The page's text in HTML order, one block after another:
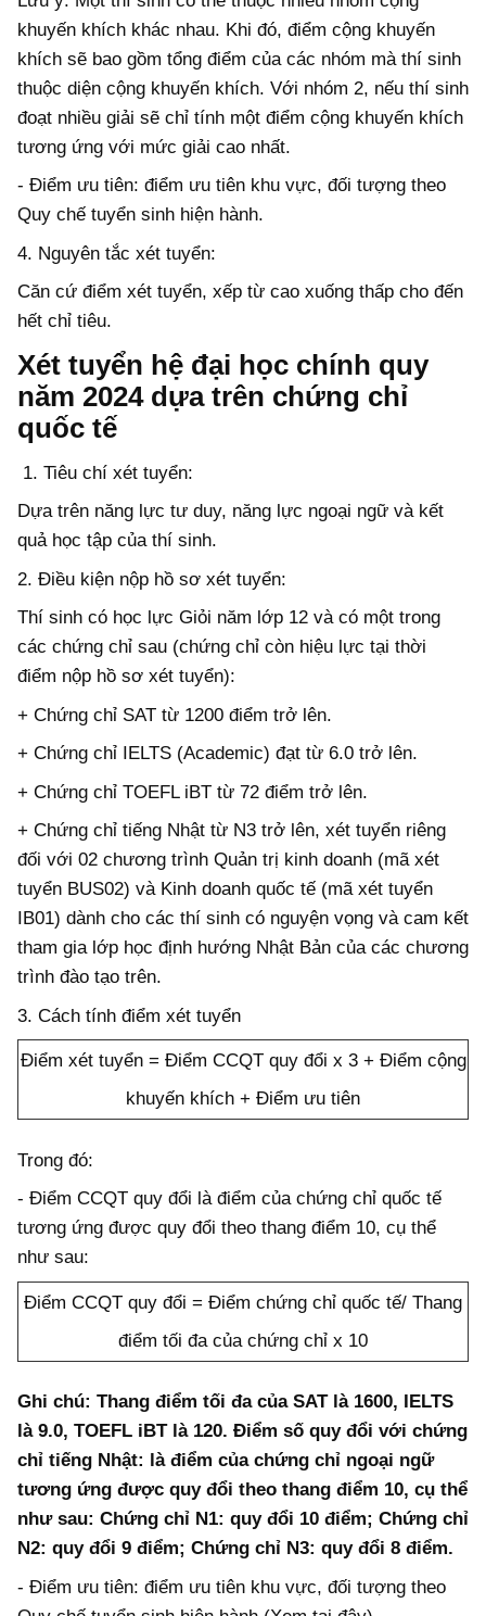
khuyến khích khác nhau. Khi đó, điểm cộng khuyến
khích sẽ bao gồm tổng điểm của các nhóm mà thí sinh
thuộc diện cộng khuyến khích. Với nhóm 2, nếu thí sinh
đoạt nhiều giải sẽ chỉ tính một điểm cộng khuyến khích
tương ứng với mức giải cao nhất.
- Điểm ưu tiên: điểm ưu tiên khu vực, đối tượng theo
Quy chế tuyển sinh hiện hành.
4. Nguyên tắc xét tuyển:
Căn cứ điểm xét tuyển, xếp từ cao xuống thấp cho đến
hết chỉ tiêu.
Xét tuyển hệ đại học chính quy
năm 2024 dựa trên chứng chỉ
quốc tế
1. Tiêu chí xét tuyển:
Dựa trên năng lực tư duy, năng lực ngoại ngữ và kết
quả học tập của thí sinh.
2. Điều kiện nộp hồ sơ xét tuyển:
Thí sinh có học lực Giỏi năm lớp 12 và có một trong
các chứng chỉ sau (chứng chỉ còn hiệu lực tại thời
điểm nộp hồ sơ xét tuyển):
+ Chứng chỉ SAT từ 1200 điểm trở lên.
+ Chứng chỉ IELTS (Academic) đạt từ 6.0 trở lên.
+ Chứng chỉ TOEFL iBT từ 72 điểm trở lên.
+ Chứng chỉ tiếng Nhật từ N3 trở lên, xét tuyển riêng
đối với 02 chương trình Quản trị kinh doanh (mã xét
tuyển BUS02) và Kinh doanh quốc tế (mã xét tuyển
IB01) dành cho các thí sinh có nguyện vọng và cam kết
tham gia lớp học định hướng Nhật Bản của các chương
trình đào tạo trên.
3. Cách tính điểm xét tuyển
Điểm xét tuyển = Điểm CCQT quy đổi x 3 + Điểm cộng
khuyến khích + Điểm ưu tiên
Trong đó:
- Điểm CCQT quy đổi là điểm của chứng chỉ quốc tế
tương ứng được quy đổi theo thang điểm 10, cụ thể
như sau:
Điểm CCQT quy đổi = Điểm chứng chỉ quốc tế/ Thang
điểm tối đa của chứng chỉ x 10
Ghi chú: Thang điểm tối đa của SAT là 1600, IELTS
là 9.0, TOEFL iBT là 120. Điểm số quy đổi với chứng
chỉ tiếng Nhật: là điểm của chứng chỉ ngoại ngữ
tương ứng được quy đổi theo thang điểm 10, cụ thể
như sau: Chứng chỉ N1: quy đổi 10 điểm; Chứng chỉ
N2: quy đổi 9 điểm; Chứng chỉ N3: quy đổi 8 điểm.
- Điểm ưu tiên: điểm ưu tiên khu vực, đối tượng theo